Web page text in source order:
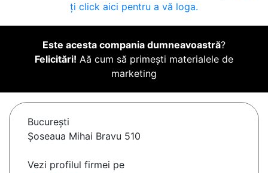
ți click aici pentru a vă loga.
Este acesta compania dumneavoastră?
Felicitări! Aă cum să primești materialele de
marketing
Bucureşti
Șoseaua Mihai Bravu 510
Vezi profilul firmei pe